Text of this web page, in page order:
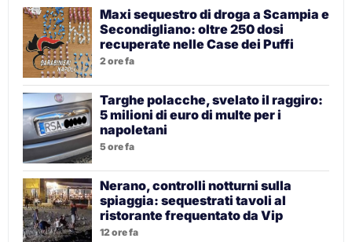
Maxi sequestro di droga a Scampia e
Secondigliano: oltre 250 dosi
recuperate nelle Case dei Puffi
2 ore fa
Targhe polacche, svelato il raggiro:
5 milioni di euro di multe per i
napoletani
5 ore fa
Nerano, controlli notturni sulla
spiaggia: sequestrati tavoli al
ristorante frequentato da Vip
12 ore fa